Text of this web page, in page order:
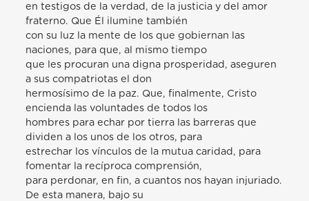
en testigos de la verdad, de la justicia y del amor
fraterno. Que Él ilumine también
con su luz la mente de los que gobiernan las
naciones, para que, al mismo tiempo
que les procuran una digna prosperidad, aseguren
a sus compatriotas el don
hermosísimo de la paz. Que, finalmente, Cristo
encienda las voluntades de todos los
hombres para echar por tierra las barreras que
dividen a los unos de los otros, para
estrechar los vínculos de la mutua caridad, para
fomentar la recíproca comprensión,
para perdonar, en fin, a cuantos nos hayan injuriado.
De esta manera, bajo su